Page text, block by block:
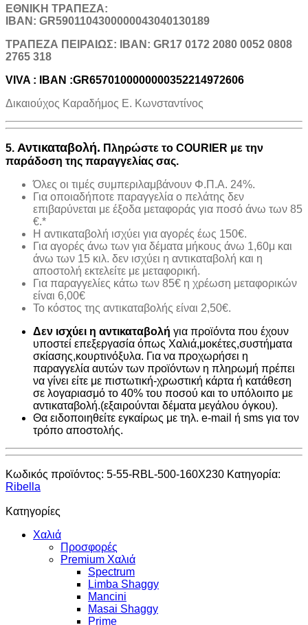
ΕΘΝΙΚΗ ΤΡΑΠΕΖΑ:
IBAN: GR5901104300000043040130189
TΡΑΠΕΖΑ ΠΕΙΡΑΙΩΣ: IBAN: GR17 0172 2080 0052 0808
2765 318
VIVA : IBAN :GR6570100000000352214972606
Δικαιούχος Καραδήμος Ε. Κωνσταντίνος
5. Αντικαταβολή. Πληρώστε το COURIER με την
παράδοση της παραγγελίας σας.
Όλες οι τιμές συμπεριλαμβάνουν Φ.Π.Α. 24%.
Για οποιαδήποτε παραγγελία ο πελάτης δεν
επιβαρύνεται με έξοδα μεταφοράς για ποσό άνω των 85
€.*
H αντικαταβολή ισχύει για αγορές έως 150€.
Για αγορές άνω των για δέματα μήκους άνω 1,60μ και
άνω των 15 κιλ. δεν ισχύει η αντικαταβολή και η
αποστολή εκτελείτε με μεταφορική.
Για παραγγελίες κάτω των 85€ η χρέωση μεταφορικών
είναι 6,00€
Το κόστος της αντικαταβολής είναι 2,50€.
Δεν ισχύει η αντικαταβολή για προϊόντα που έχουν
υποστεί επεξεργασία όπως Χαλιά,μοκέτες,συστήματα
σκίασης,κουρτινόξυλα. Για να προχωρήσει η
παραγγελία αυτών των προϊόντων η πληρωμή πρέπει
να γίνει είτε με πιστωτική-χρωστική κάρτα ή κατάθεση
σε λογαριασμό το 40% του ποσού και το υπόλοιπο με
αντικαταβολή.(εξαιρούνται δέματα μεγάλου όγκου).
Θα ειδοποιηθείτε εγκαίρως με τηλ. e-mail ή sms για τον
τρόπο αποστολής.
Κωδικός προϊόντος: 5-55-RBL-500-160X230 Κατηγορία:
Ribella
Κατηγορίες
Χαλιά
Προσφορές
Premium Χαλιά
Spectrum
Limba Shaggy
Mancini
Masai Shaggy
Prime